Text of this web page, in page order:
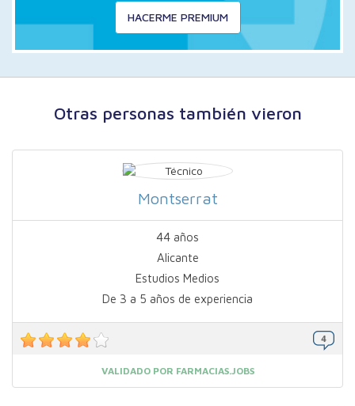
HACERME PREMIUM
Otras personas también vieron
Montserrat
44 años
Alicante
Estudios Medios
De 3 a 5 años de experiencia
VALIDADO POR FARMACIAS.JOBS